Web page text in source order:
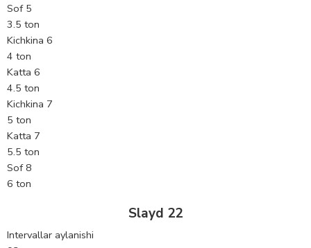
Sof 5
3.5 ton
Kichkina 6
4 ton
Katta 6
4.5 ton
Kichkina 7
5 ton
Katta 7
5.5 ton
Sof 8
6 ton
Slayd 22
Intervallar aylanishi